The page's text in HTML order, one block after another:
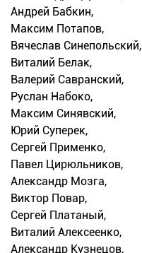
Андрей Бабкин,
Максим Потапов,
Вячеслав Синепольский,
Виталий Белак,
Валерий Савранский,
Руслан Набоко,
Максим Синявский,
Юрий Суперек,
Сергей Применко,
Павел Цирюльников,
Александр Мозга,
Виктор Повар,
Сергей Платаный,
Виталий Алексеенко,
Александр Кузнецов,